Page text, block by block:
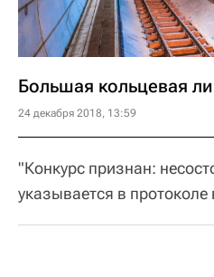
Большая кольцевая
24 декабря 2018, 13:59
"Конкурс признан:
указывается в